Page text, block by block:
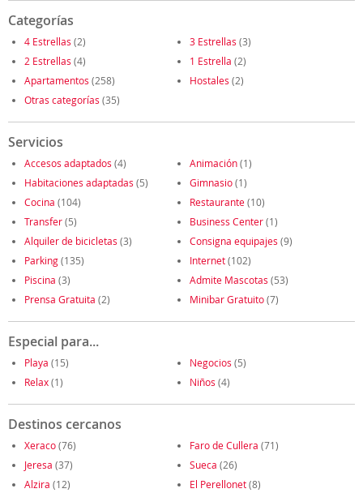
Categorías
4 Estrellas (2) 3 Estrellas (3)
2 Estrellas (4) 1 Estrella (2)
Apartamentos (258) Hostales (2)
Otras categorías (35)
Servicios
Accesos adaptados (4) Animación(1)
Habitaciones adaptadas (5) Gimnasio(1)
Cocina (104) Restaurante(10)
Transfer(5) Business Center(1)
Alquiler de bicicletas (3) Consigna equipajes (9)
Parking(135) Internet(102)
Piscina (3) Admite Mascotas (53)
Prensa Gratuita (2) Minibar Gratuito(7)
Especial para...
Playa (15) Negocios (5)
Relax(1) Niños (4)
Destinos cercanos
Xeraco(76) Faro de Cullera (71)
Jeresa (37) Sueca (26)
Alzira (12) El Perellonet(8)